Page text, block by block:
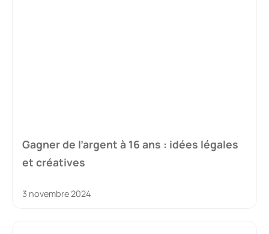
Gagner de l’argent à 16 ans : idées légales
et créatives
3 novembre 2024